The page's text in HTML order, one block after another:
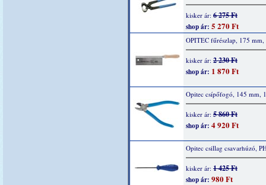
kisker ár: 6 275 Ft
shop ár: 5 270 Ft
OPITEC fűrészlap, 175
kisker ár: 2 230 Ft
shop ár: 1 870 Ft
Opitec csípőfogó, 145 mm,
kisker ár: 5 860 Ft
shop ár: 4 920 Ft
Opitec csillag csavarhúzó,
kisker ár: 1 425 Ft
shop ár: 980 Ft